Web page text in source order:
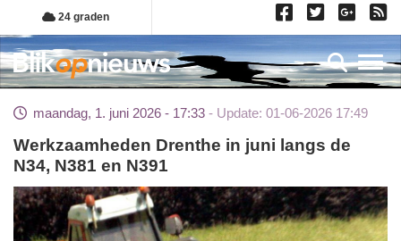
Overslaan
en
naar
de
gaan
24 graden
maandag, 1. juni 2026 - 17:33 Update: 01-06-2026 17:49
Werkzaamheden Drenthe in juni langs de
N34, N381 en N391